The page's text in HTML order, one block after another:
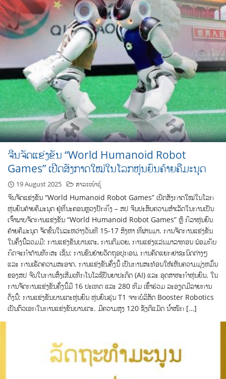
ຈີນຈັດແຂ່ງຂັນ “World Humanoid Robot
Games” ເປີດສັງກາດໃໝ່ໃນໂລກຫຸ່ນຍົນຄ້າຍຄືມະນຸດ
19 August 2025 ສາລະໜ້າຮູ້
ຈີນຈັດແຂ່ງຂັນ “World Humanoid Robot Games” ເປີດສັງກາດໃໝ່ໃນໂລກ
ຫຸ່ນຍົນຄ້າຍຄືມະນຸດ ຢູ່ທີ່ນະຄອນຫຼວງປັກກິ່ງ – ສປ ຈີນປະສົບຄວາມສຳເລັດໃນການເປັນ
ເຈົ້າພາບຈັດການແຂ່ງຂັນ “World Humanoid Robot Games” ຫຼື ກິລາຫຸ່ນຍົນ
ຄ້າຍຄືມະນຸດ ຈັດຂຶ້ນໃນລະຫວ່າງວັນທີ 15-17 ສິງຫາ ທີ່ຜ່ານມາ. ການຈັດການແຂ່ງຂັນ
ໃນຄັ້ງນີ້ລວມມີ: ການແຂ່ງຂັນບານເຕະ, ການຕີມວຍ, ການແຂ່ງແລ່ນມາລາທອນ ພ້ອມກັບ
ກິດຈະກຳດ້ານທັກສະ ເຊັ່ນ: ການຂົນຍ້າຍວັດຖຸອປຸກອນ, ການຄັດແຍກຢາຊະນິດຕ່າງໆ
ແລະ ການເຮັດຄວາມສະອາດ. ການແຂ່ງຂັນຄັ້ງນີ້ ເປັນການສະທ້ອນໃຫ້ເຫັນຄວາມມຸ່ງຫມັ້ນ
ຂອງສປ ຈີນໃນການສົ່ງເສີມເທັກໂນໂລຊີປັນຍາປະດິດ (AI) ແລະ ອຸດສາຫະກຳຫຸ່ນຍົນ. ໃນ
ການຈັດການແຂ່ງຂັນຄັ້ງນີ້ມີ 16 ປະເທດ ແລະ 280 ທີມ ເຂົ້າຮ່ວມ ລະອຽດມີລາຍການ
ດັ່ງນີ້: ການແຂ່ງຂັນບານເຕະຫຸ່ນຍົນ ຫຸ່ນຍົນຮຸ່ນ T1 ຈາກບໍລິສັດ Booster Robotics
ເປັນຕົວເອກໃນການແຂ່ງຂັນບານເຕະ. ມີຄວາມສູງ 120 ຊັງຕີແມັດ ນ້ຳໜັກ […]